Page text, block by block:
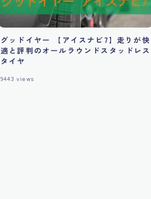
グッドイヤー 【アイスナビ7】走りが快
適と評判のオールラウンドスタッドレス
タイヤ
9443 views